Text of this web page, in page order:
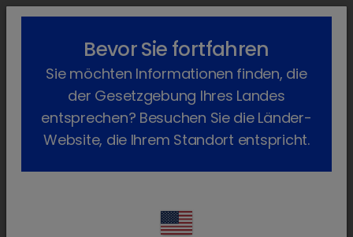
lock_outline search menu
Verschreibungspflichtig
Osurnia Zurück
Osurnia
Bevor Sie fortfahren
Sie möchten Informationen finden, die
der Gesetzgebung Ihres Landes
entsprechen? Besuchen Sie die Länder-
Website, die Ihrem Standort entspricht.